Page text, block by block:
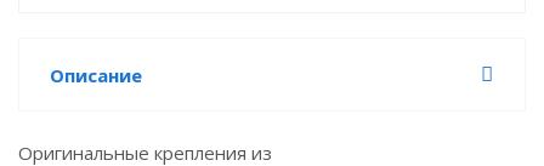
Описание
Оригинальные крепления из